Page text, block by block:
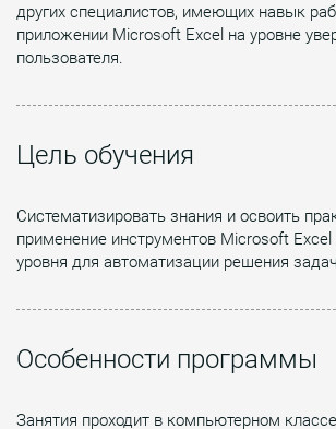
других специалистов, имеющих навык
приложении Microsoft Excel на уровне
пользователя.
Цель обучения
Систематизировать знания и освоить
применение инструментов Microsoft Excel
уровня для автоматизации решения
Особенности программы
Занятия проходит в компьютерном